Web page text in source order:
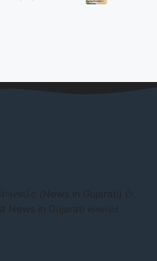
વેબસાઈટ (News in Gujarati) છે.
in Gujarati સમાચાર